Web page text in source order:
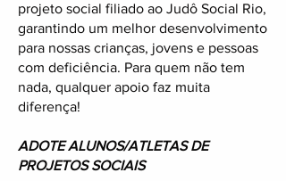
projeto social filiado ao Judô Social Rio,
garantindo um melhor desenvolvimento
para nossas crianças, jovens e pessoas
com deficiência. Para quem não tem
nada, qualquer apoio faz muita
diferença!
ADOTE ALUNOS/ATLETAS DE
PROJETOS SOCIAIS